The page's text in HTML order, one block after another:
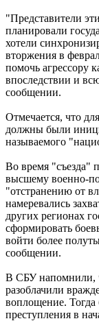
"Представители
планировали
хотели
вторжения в
помочь агрессору
впоследствии и
сообщении.
Отмечается, что
должны были
называемого
Во время "съезда"
высшему военно-
"отстранению от
намеревались
других регионах
сформировать
войти более
сообщении.
В СБУ напомнили,
разоблачили
воплощение. Тогда
преступления в